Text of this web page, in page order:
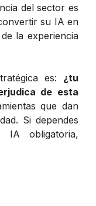
del sector es
su IA en
la experiencia
es: ¿tu
de esta
que dan
Si dependes
IA obligatoria,